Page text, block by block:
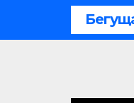
о